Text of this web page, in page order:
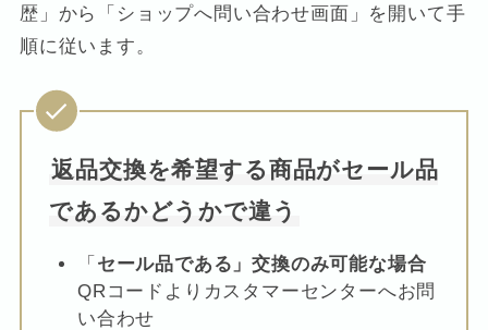
歴」から「ショップへ問い合わせ画面」を開いて手
順に従います。
返品交換を希望する商品がセール品
であるかどうかで違う
「 セール品である」交換のみ可能な場合
QRコードよりカスタマーセンターへお問
い合わせ